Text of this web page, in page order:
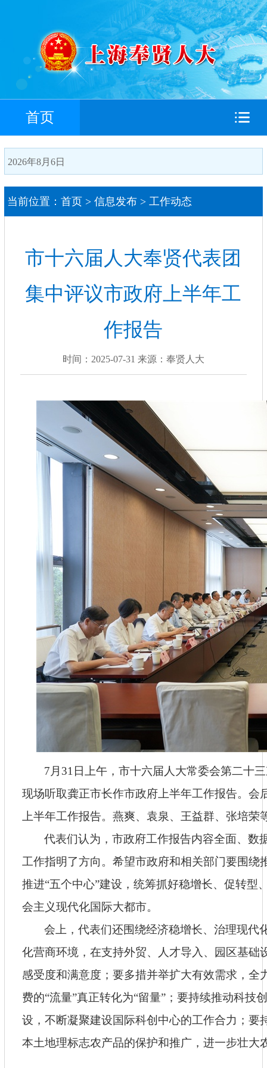
首页
2026年8月6日
当前位置： 首页> 信息发布> 工作动态
市十六届人大奉贤代表团
集中评议市政府上半年工
作报告
时间：2025-07-31 来源：奉贤人大
7月31日上午，市十六届人大常委会第二十
现场听取龚正市长作市政府上半年工作报告。
上半年工作报告。燕爽、袁泉、王益群、张培荣
代表们认为，市政府工作报告内容全面、数
工作指明了方向。希望市政府和相关部门要围
推进“五个中心”建设，统筹抓好稳增长、促转
会主义现代化国际大都市。
会上，代表们还围绕经济稳增长、治理现代
化营商环境，在支持外贸、人才导入、园区基
感受度和满意度；要多措并举扩大有效需求，
费的“流量”真正转化为“留量”；要持续推动科
设，不断凝聚建设国际科创中心的工作合力；要
本土地理标志农产品的保护和推广，进一步壮大